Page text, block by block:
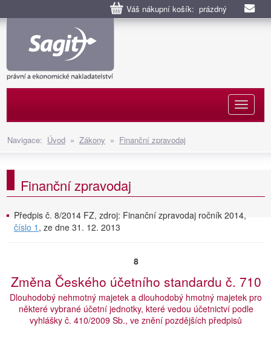
Váš nákupní košík: prázdný
Navigace: Úvod » Zákony » Finanční zpravodaj
Finanční zpravodaj
Předpis č. 8/2014 FZ, zdroj: Finanční zpravodaj ročník 2014,
číslo 1 , ze dne 31. 12. 2013
8
Změna Českého účetního standardu č. 710
Dlouhodobý nehmotný majetek a dlouhodobý hmotný majetek pro
některé vybrané účetní jednotky, které vedou účetnictví podle
vyhlášky č. 410/2009 Sb., ve znění pozdějších předpisů